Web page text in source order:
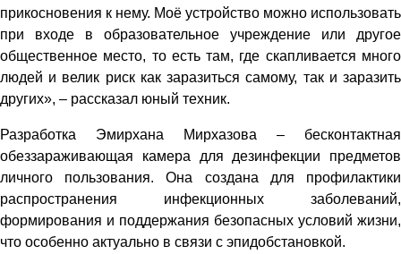
прикосновения к нему. Моё устройство можно использовать
при входе в образовательное учреждение или другое
общественное место, то есть там, где скапливается много
людей и велик риск как заразиться самому, так и заразить
других», – рассказал юный техник.
Разработка Эмирхана Мирхазова – бесконтактная
обеззараживающая камера для дезинфекции предметов
личного пользования. Она создана для профилактики
распространения инфекционных заболеваний,
формирования и поддержания безопасных условий жизни,
что особенно актуально в связи с эпидобстановкой.